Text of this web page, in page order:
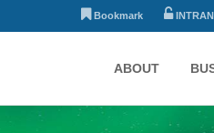
Bookmark
ABOUT